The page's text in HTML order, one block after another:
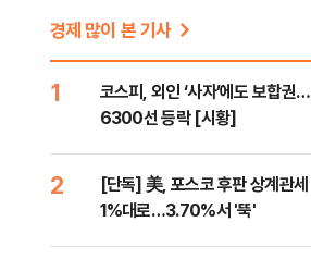
경제 많이 본 기사
1
코스피, 외인 ‘사자’에도 보합권…
6300선 등락 [시황]
2
[단독] 美, 포스코 후판 상계관세
1%대로…3.70%서 '뚝'